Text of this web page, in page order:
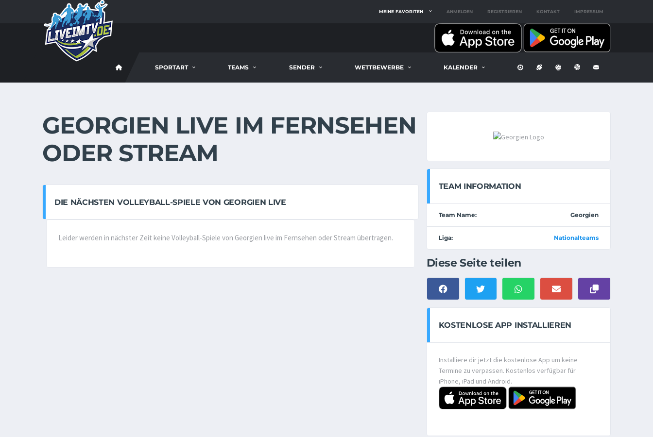
MEINE FAVORITEN ANMELDEN REGISTRIEREN KONTAKT IMPRESSUM
SPORTART TEAMS SENDER WETTBEWERBE KALENDER
GEORGIEN LIVE IM FERNSEHEN
ODER STREAM
DIE NÄCHSTEN VOLLEYBALL-SPIELE VON GEORGIEN LIVE
Leider werden in nächster Zeit keine Volleyball-Spiele von Georgien live im Fernsehen oder Stream übertragen.
TEAM INFORMATION
Team Name: Georgien
Liga: Nationalteams
Diese Seite teilen
KOSTENLOSE APP INSTALLIEREN
Installiere dir jetzt die kostenlose App um keine
Termine zu verpassen. Kostenlos verfügbar für
iPhone, iPad und Android.